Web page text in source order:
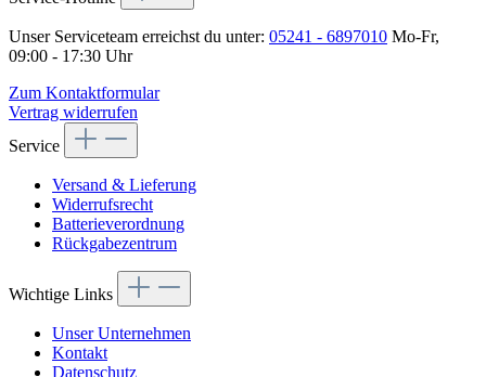
Unser Serviceteam erreichst du unter: 05241 - 6897010 Mo-Fr,
09:00 - 17:30 Uhr
Zum Kontaktformular
Vertrag widerrufen
Service
Versand & Lieferung
Widerrufsrecht
Batterieverordnung
Rückgabezentrum
Wichtige Links
Unser Unternehmen
Kontakt
Datenschutz